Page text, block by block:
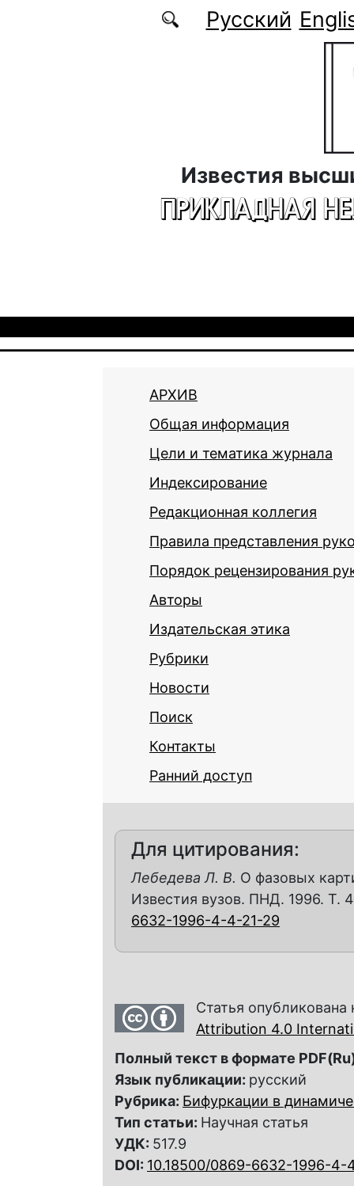
Перейти к основному содержаниюРусский
Известия
ПРИКЛАДНАЯ
АРХИВ
Общая информация
Цели и тематика журнала
Индексирование
Редакционная коллегия
Правила представления
Порядок рецензирования
Авторы
Издательская этика
Рубрики
Новости
Поиск
Контакты
Ранний доступ
Для цитирования:
Лебедева Л. В. О фазовых
Известия вузов. ПНД. 1996. Т.
6632-1996-4-4-21-29
Статья
Attribution 4.0
Полный текст в формате
Язык публикации: русский
Рубрика: Бифуркации в
Тип статьи: Научная статья
УДК: 517.9
DOI: 10.18500/0869-6632-1996-4-